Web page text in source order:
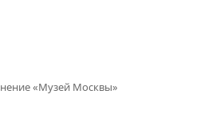
«Музей Москвы»